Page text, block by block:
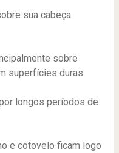
sua cabeça
sobre
superfícies duras
longos períodos de
e cotovelo ficam logo